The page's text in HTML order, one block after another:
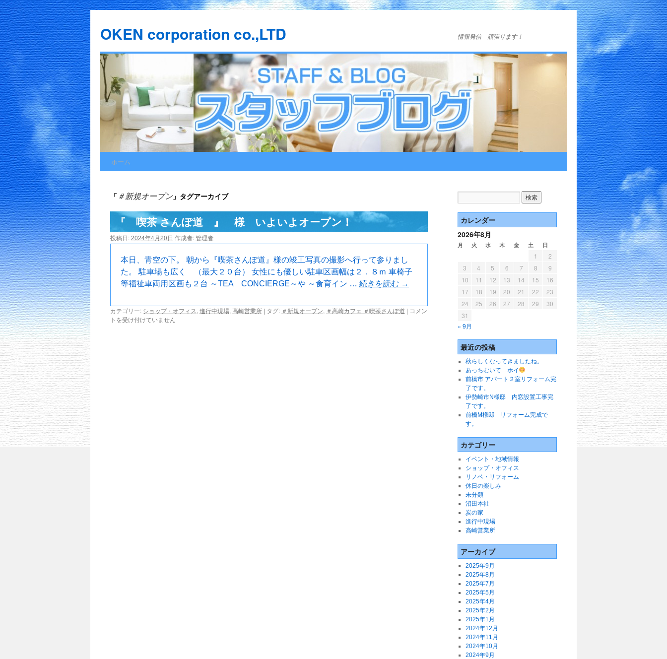
OKEN corporation co.,LTD 情報発信 頑張ります！
ツ
ホーム
「 ＃新規オープン」タグアーカイブ
『 喫茶 さんぽ道 』 様 いよいよオープン！
投稿日:2024年4月20日 作成者:管理者
本日、青空の下。 朝から『喫茶さんぽ道』様の竣工写真の撮影へ行って参りまし
た。 駐車場も広く （最大２０台） 女性にも優しい駐車区画幅は２．８ｍ 車椅子
等福祉車両用区画も２台 ～TEA CONCIERGE～や ～食育イン … 続きを読む →
カテゴリー: ショップ・オフィス, 進行中現場, 高崎営業所 | タグ: ＃新規オープン, ＃高崎カフェ ＃喫茶さんぽ道 | 『
コメン
トを受け付けていません
カレンダー
2026年8月
月 火 水 木 金 土 日
1
2
3
4 5 6 7 8
9
10
11 12 13 14 15
16
17
18 19 20 21 22
23
24
25 26 27 28 29
30
31
« 9月
最近の投稿
秋らしくなってきましたね。
あっちむいて ホイ
前橋市 アパート２室リフォーム完
了です。
伊勢崎市N様邸 内窓設置工事完
了です。
前橋M様邸 リフォーム完成で
す。
カテゴリー
イベント・地域情報
ショップ・オフィス
リノベ・リフォーム
休日の楽しみ
未分類
沼田本社
炭の家
進行中現場
高崎営業所
アーカイブ
2025年9月
2025年8月
2025年7月
2025年5月
2025年4月
2025年2月
2025年1月
2024年12月
2024年11月
2024年10月
2024年9月